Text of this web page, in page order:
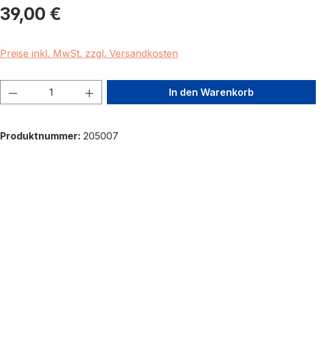
Regulärer Preis:
39,00 €
Preise inkl. MwSt. zzgl. Versandkosten
Produkt Anzahl: Gib den gewünschten Wert
In den Warenkorb
Produktnummer: 205007